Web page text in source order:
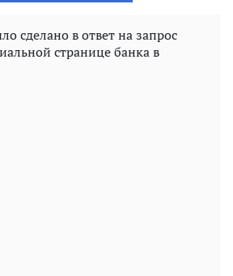
сделано в ответ на запрос
странице банка в